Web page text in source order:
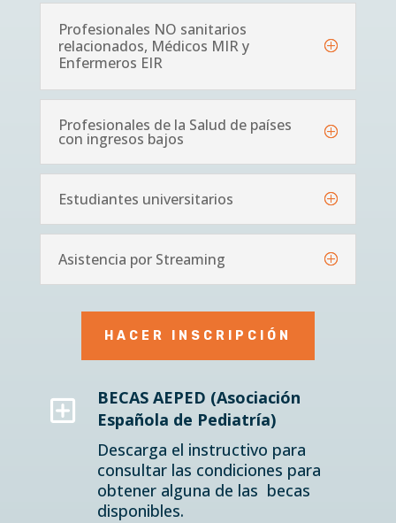
Profesionales NO sanitarios
relacionados, Médicos MIR y
Enfermeros EIR
Profesionales de la Salud de países
con ingresos bajos
Estudiantes universitarios
Asistencia por Streaming
HACER INSCRIPCIÓN
Y
BECAS AEPED (Asociación
Española de Pediatría)
Descarga el instructivo para
consultar las condiciones para
obtener alguna de las becas
disponibles.